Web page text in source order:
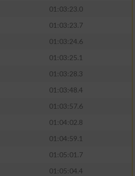
01:03:23.0
01:03:23.7
01:03:24.6
01:03:25.1
01:03:28.3
01:03:48.4
01:03:57.6
01:04:02.8
01:04:59.1
01:05:01.7
01:05:04.4